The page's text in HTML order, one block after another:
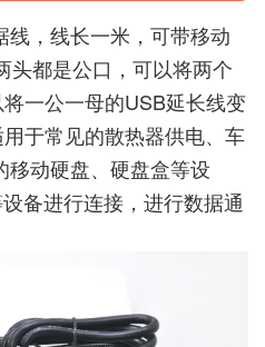
线，线长一米，可带移动
头都是公口，可以将两个
一公一母的USB延长线变
于常见的散热器供电、车
动硬盘、硬盘盒等设
备进行连接，进行数据通